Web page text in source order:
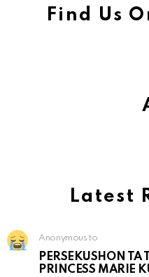
Find Us
Latest
Anonymous to
PERSEKUSHON
PRINCESS MARIE